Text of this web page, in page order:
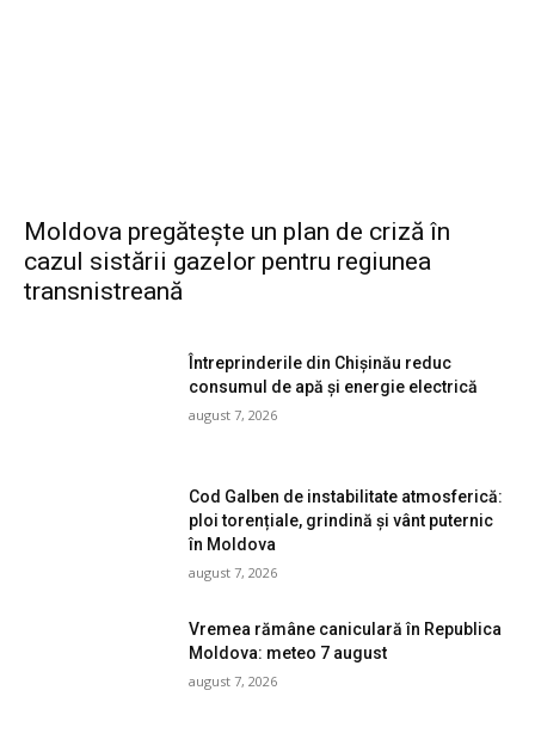
Moldova pregătește un plan de criză în
cazul sistării gazelor pentru regiunea
transnistreană
Întreprinderile din Chișinău reduc
consumul de apă și energie electrică
august 7, 2026
Cod Galben de instabilitate atmosferică:
ploi torențiale, grindină și vânt puternic
în Moldova
august 7, 2026
Vremea rămâne caniculară în Republica
Moldova: meteo 7 august
august 7, 2026